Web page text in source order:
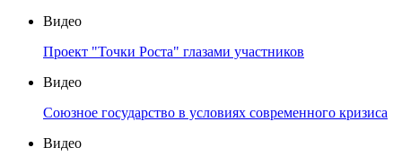
Видео
Проект "Точки Роста" глазами участников
Видео
Союзное государство в условиях современного кризиса
Видео